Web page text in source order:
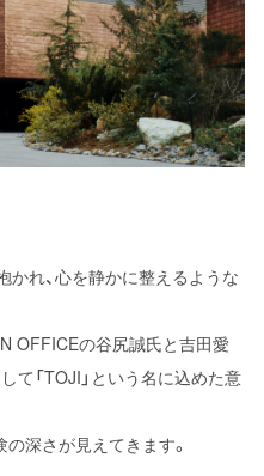
かれ、心を静かに整えるような
OFFICEの谷尻誠氏と吉田愛
て「TOJI」という名に込めた意
深さが見えてきます。